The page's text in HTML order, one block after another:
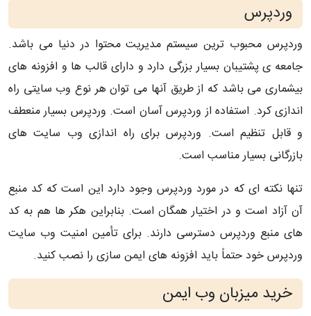
وردپرس
وردپرس محبوب ترین سیستم مدیریت محتوا در دنیا می باشد.
جامعه ی پشتیبان بسیار بزرگی دارد و دارای قالب ها و افزونه های
بیشماری می باشد که از طریق آنها می توان هر نوع وب سایتی راه
اندازی کرد. استفاده از وردپرس آسان است. وردپرس بسیار منعطف
و قابل تنظیم است. وردپرس برای راه اندازی وب سایت های
بازرگانی بسیار مناسب است.
تنها نکته ای که در مورد وردپرس وجود دارد این است که کد منبع
آن آزاد است و در اختیار همگان است. بنابراین هکر ها هم به کد
های منبع وردپرس دسترسی دارند. برای تأمین امنیت وب سایت
وردپرس خود حتماً باید افزونه های ایمن سازی را نصب کنید.
خرید میزبان وب ایمن